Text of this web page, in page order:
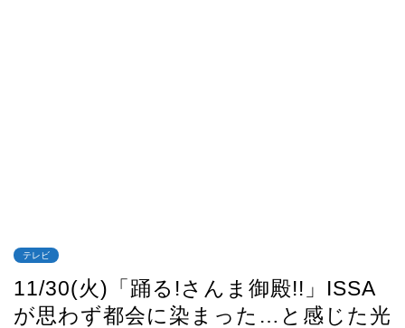
テレビ
11/30(火)「踊る!さんま御殿!!」ISSA
が思わず都会に染まった…と感じた光